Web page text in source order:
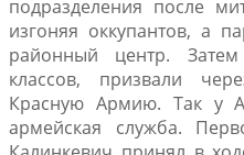
подразделения после
изгоняя оккупантов, а
районный центр.
классов, призвали
Красную Армию. Так у
армейская служба.